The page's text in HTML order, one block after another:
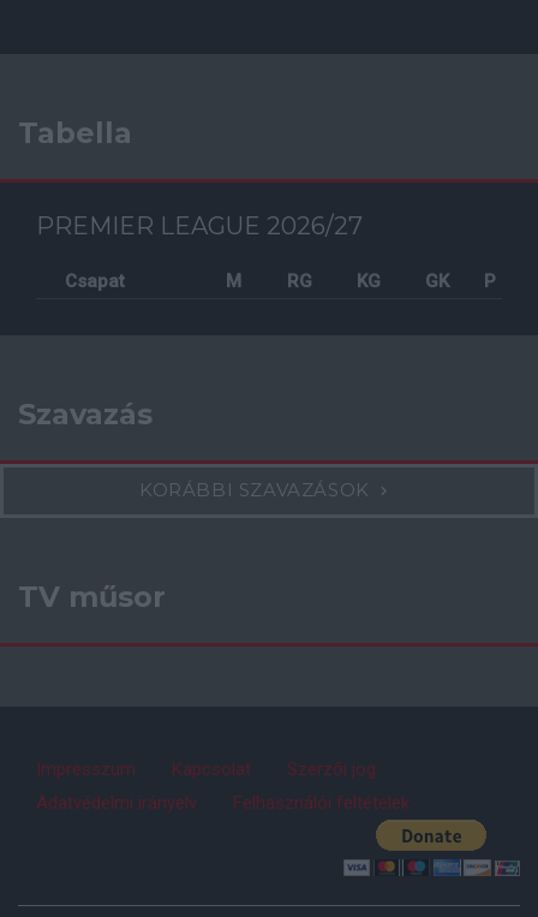
Tabella
PREMIER LEAGUE 2026/27
Csapat M RG KG GK P
Szavazás
KORÁBBI SZAVAZÁSOK
TV műsor
Impresszum Kapcsolat
Szerzői jog
Adatvédelmi irányelv
Felhasználói feltételek